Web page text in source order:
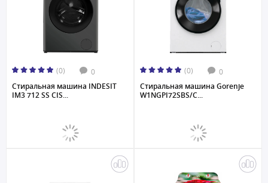
(0) 0
Стиральная машина INDESIT
IM3 712 SS CIS...
(0) 0
Стиральная машина Gorenje
W1NGPI72SBS/C...